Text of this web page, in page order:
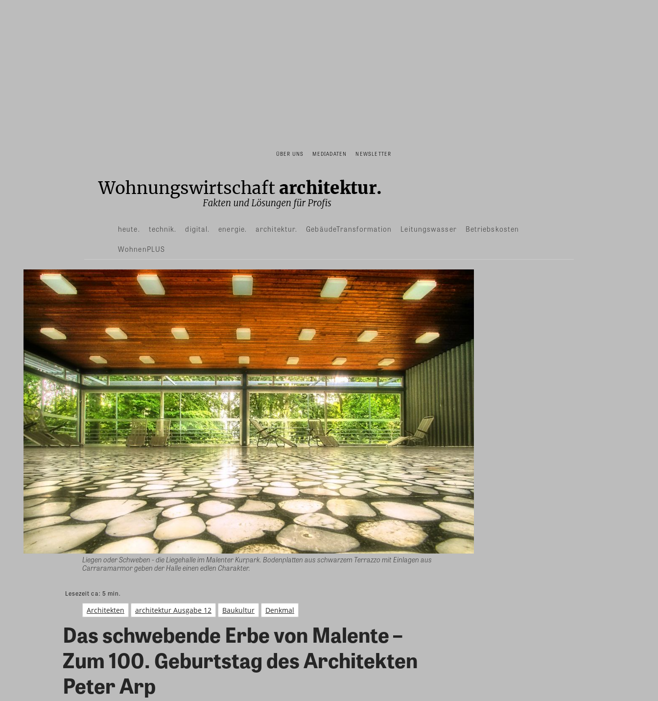
ÜBER UNS MEDIADATEN NEWSLETTER
heute. technik. digital. energie. architektur. GebäudeTransformation Leitungswasser Betriebskosten
WohnenPLUS
Liegen oder Schweben - die Liegehalle im Malenter Kurpark. Bodenplatten aus schwarzem Terrazzo mit Einlagen aus
Carraramarmor geben der Halle einen edlen Charakter.
Lesezeit ca: 5 min.
Architekten architektur Ausgabe 12 Baukultur Denkmal
Das schwebende Erbe von Malente –
Zum 100. Geburtstag des Architekten
Peter Arp